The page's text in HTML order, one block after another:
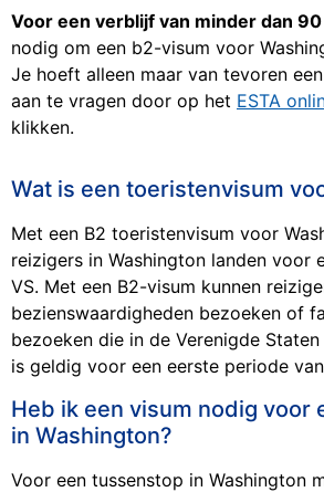
Voor een verblijf van minder dan
nodig om een b2-visum voor
Je hoeft alleen maar van tevoren
aan te vragen door op het ESTA
klikken.
Wat is een toeristenvisum
Met een B2 toeristenvisum voor
reizigers in Washington landen voor
VS. Met een B2-visum kunnen
bezienswaardigheden bezoeken of
bezoeken die in de Verenigde
is geldig voor een eerste periode
Heb ik een visum nodig voor
in Washington?
Voor een tussenstop in Washington